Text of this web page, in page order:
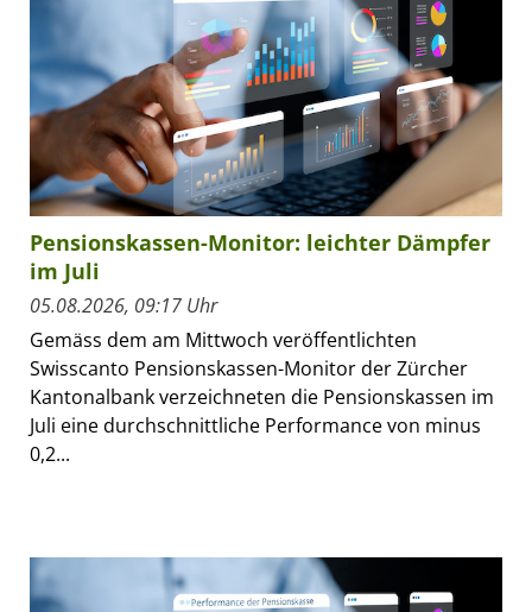
Pensionskassen-Monitor: leichter Dämpfer
im Juli
05.08.2026, 09:17 Uhr
Gemäss dem am Mittwoch veröffentlichten
Swisscanto Pensionskassen-Monitor der Zürcher
Kantonalbank verzeichneten die Pensionskassen im
Juli eine durchschnittliche Performance von minus
0,2...